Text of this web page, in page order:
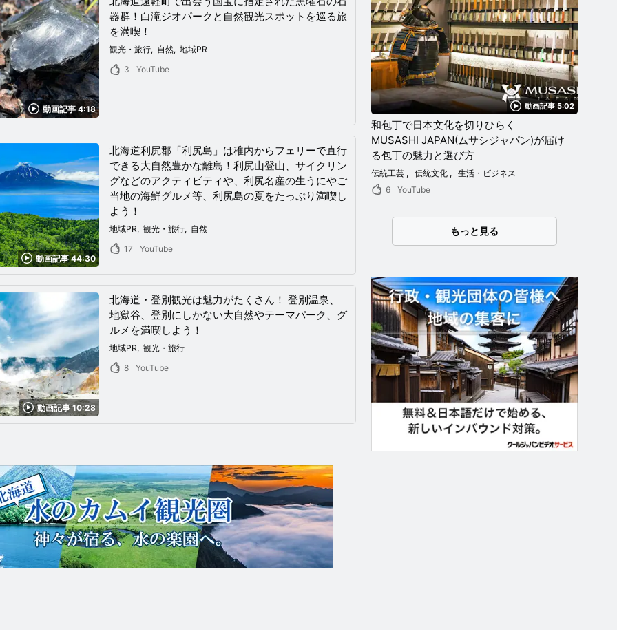
動画記事 4:18
器群！白滝ジオパークと自然観光スポットを巡る旅
を満喫！
観光・旅行 自然
地域PR
3
YouTube
動画記事 44:30
北海道利尻郡「利尻島」は稚内からフェリーで直行
できる大自然豊かな離島！利尻山登山、サイクリン
グなどのアクティビティや、利尻名産の生うにやご
当地の海鮮グルメ等、利尻島の夏をたっぷり満喫し
よう！
地域PR 観光・旅行
自然
17
YouTube
動画記事 10:28
北海道・登別観光は魅力がたくさん！ 登別温泉、
地獄谷、登別にしかない大自然やテーマパーク、グ
ルメを満喫しよう！
地域PR
観光・旅行
8
YouTube
動画記事 5:02
和包丁で日本文化を切りひらく｜
MUSASHI JAPAN(ムサシジャパン)が届け
る包丁の魅力と選び方
伝統工芸 伝統文化
生活・ビジネス
6
YouTube
もっと見る